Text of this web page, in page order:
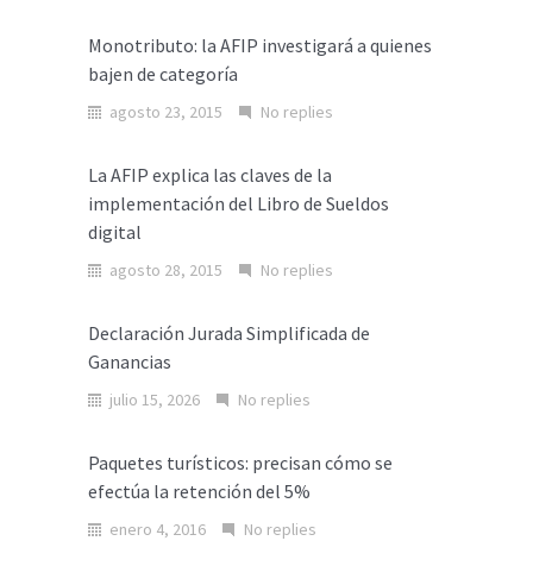
Monotributo: la AFIP investigará a quienes
bajen de categoría
agosto 23, 2015 No replies
La AFIP explica las claves de la
implementación del Libro de Sueldos
digital
agosto 28, 2015 No replies
Declaración Jurada Simplificada de
Ganancias
julio 15, 2026 No replies
Paquetes turísticos: precisan cómo se
efectúa la retención del 5%
enero 4, 2016 No replies